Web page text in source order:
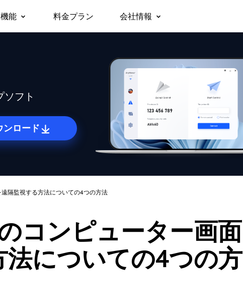
対応デバイス
接続
ルを解決
モートで働く
レイ
ムーズに操作
機能
許可なしでリモートデバイスにアクセス
デバイス間でワイヤレスに画面を共有
ファイル転送
デバイス間でファイルを高速転送
プライバシーモード
画面の壁
たくさんの画面を一度にまとめて管理
柔軟な権限設定でユーザー管理を効率化
料金プラン 会社情報
サポート
セキュリティ
AnyViewerを選ぶ理由
フト
ンロード
隔監視する方法についての4つの方法
コンピューター画面
についての4つの方